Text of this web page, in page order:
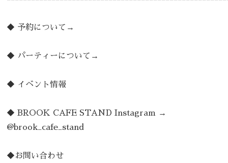
◆ 予約について→
◆ パーティーについて→
◆ イベント情報
◆BROOK CAFE STAND Instagram →
@brook_cafe_stand
◆お問い合わせ